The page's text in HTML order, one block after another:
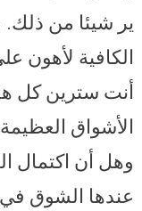
ير شيئا من
الكافية لأهون
أنت سترين كل
الأشواق
وهل أن اكتمال
عندها الشوق